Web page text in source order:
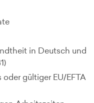
in Deutsch und
oder gültiger EU/EFTA